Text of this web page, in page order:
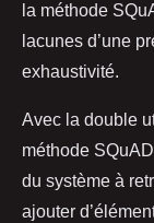
la méthode
lacunes d’une
exhaustivité.
Avec la double
méthode
du système à
ajouter